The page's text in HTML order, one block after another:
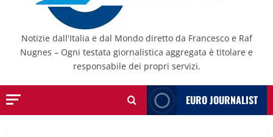
Notizie dall'Italia e dal Mondo diretto da Francesco e Raf
Nugnes – Ogni testata giornalistica aggregata è titolare e
responsabile dei propri servizi.
EURO JOURNALIST